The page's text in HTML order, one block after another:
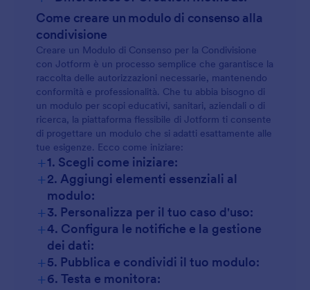
Come creare un modulo di consenso alla
condivisione
Creare un Modulo di Consenso per la Condivisione
con Jotform è un processo semplice che garantisce la
raccolta delle autorizzazioni necessarie, mantenendo
conformità e professionalità. Che tu abbia bisogno di
un modulo per scopi educativi, sanitari, aziendali o di
ricerca, la piattaforma flessibile di Jotform ti consente
di progettare un modulo che si adatti esattamente alle
tue esigenze. Ecco come iniziare:
+1. Scegli come iniziare:
+2. Aggiungi elementi essenziali al
modulo:
+3. Personalizza per il tuo caso d'uso:
+4. Configura le notifiche e la gestione
dei dati:
+5. Pubblica e condividi il tuo modulo:
+6. Testa e monitora: